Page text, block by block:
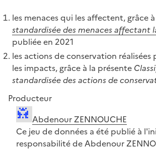
les menaces qui les affectent, grâce
standardisée des menaces affectant
publiée en 2021
les actions de conservation
les impacts, grâce à la présente
standardisée des actions de
Producteur
Abdenour ZENNOUCHE
Ce jeu de données a été publié à
responsabilité de Abdenour